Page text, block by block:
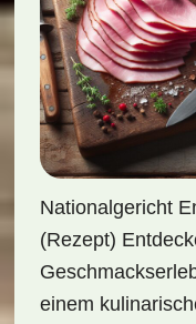
Nationalgericht
(Rezept)
einem